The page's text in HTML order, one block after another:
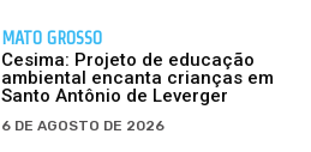
MATO GROSSO
Cesima: Projeto de educação
ambiental encanta crianças em
Santo Antônio de Leverger
6 DE AGOSTO DE 2026